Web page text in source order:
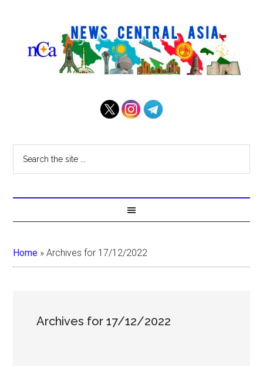
Home »Archives for 17/12/2022
Archives for 17/12/2022